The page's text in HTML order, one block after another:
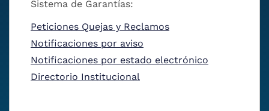
Sistema de Garantías:
Peticiones Quejas y Reclamos
Notificaciones por aviso
Notificaciones por estado electrónico
Directorio Institucional